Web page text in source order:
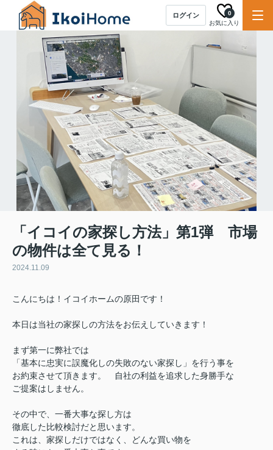
ログイン
お気に入り
0
「イコイの家探し方法」第1弾 市場
の物件は全て見る！
2024.11.09
こんにちは！イコイホームの原田です！
本日は当社の家探しの方法をお伝えしていきます！
まず第一に弊社では
「基本に忠実に誤魔化しの失敗のない家探し」を行う事を
お約束させて頂きます。 自社の利益を追求した身勝手な
ご提案はしません。
その中で、一番大事な探し方は
徹底した比較検討だと思います。
これは、家探しだけではなく、どんな買い物を